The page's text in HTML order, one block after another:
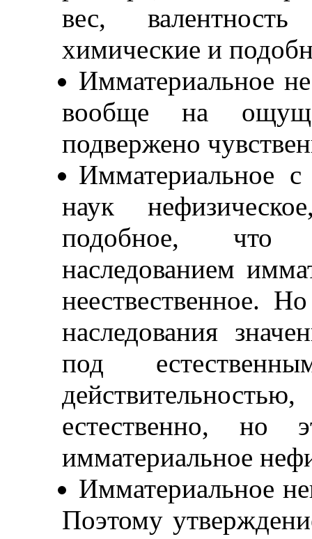
вес,
химические и
Имматериальное
вообще на
подвержено
Имматериальное с
наук
подобное, что
наследованием
неествественное.
наследования
под
естественно, но
имматериальное
Имматериальное
Поэтому